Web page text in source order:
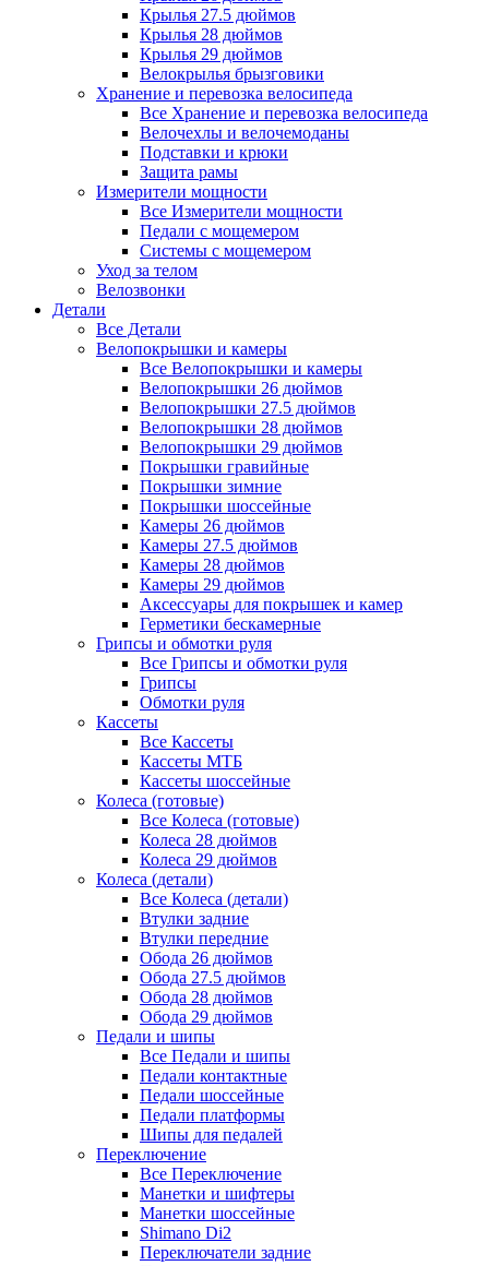
Крылья 27.5 дюймов
Крылья 28 дюймов
Крылья 29 дюймов
Велокрылья брызговики
Хранение и перевозка велосипеда
Все Хранение и перевозка велосипеда
Велочехлы и велочемоданы
Подставки и крюки
Защита рамы
Измерители мощности
Все Измерители мощности
Педали с мощемером
Системы с мощемером
Уход за телом
Велозвонки
Детали
Все Детали
Велопокрышки и камеры
Все Велопокрышки и камеры
Велопокрышки 26 дюймов
Велопокрышки 27.5 дюймов
Велопокрышки 28 дюймов
Велопокрышки 29 дюймов
Покрышки гравийные
Покрышки зимние
Покрышки шоссейные
Камеры 26 дюймов
Камеры 27.5 дюймов
Камеры 28 дюймов
Камеры 29 дюймов
Аксессуары для покрышек и камер
Герметики бескамерные
Грипсы и обмотки руля
Все Грипсы и обмотки руля
Грипсы
Обмотки руля
Кассеты
Все Кассеты
Кассеты МТБ
Кассеты шоссейные
Колеса (готовые)
Все Колеса (готовые)
Колеса 28 дюймов
Колеса 29 дюймов
Колеса (детали)
Все Колеса (детали)
Втулки задние
Втулки передние
Обода 26 дюймов
Обода 27.5 дюймов
Обода 28 дюймов
Обода 29 дюймов
Педали и шипы
Все Педали и шипы
Педали контактные
Педали шоссейные
Педали платформы
Шипы для педалей
Переключение
Все Переключение
Манетки и шифтеры
Манетки шоссейные
Shimano Di2
Переключатели задние